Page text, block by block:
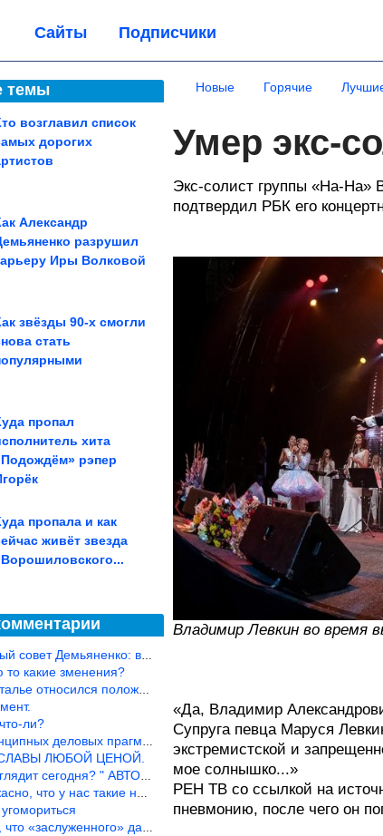
Сайты Подписчики
темы
возглавил список
дорогих
Александр
разрушил
Иры Волковой
звёзды 90-х смогли
стать
пропал
хита
рэпер
пропала и как
живёт звезда
в этой среде надо либо иметь зубы
то какие зменения?
положительно… Время покажет, что буде
ли?
прагматика нашли друг друга и «остепен
ЛЮБОЙ ЦЕНОЙ.
" АВТОР, РЕДАКТОР — ВЫ ЧТО
такие недалёкие и прямые люди… Как мо
дают не заслуженно, а (чаще) по-
Новые Горячие
Умер экс-
Экс-солист группы «На-
подтвердил РБК его
Владимир Левкин во время
«Да, Владимир
Супруга певца Маруся
экстремистской и
мое солнышко...»
РЕН ТВ со ссылкой на
пневмонию, после чего он